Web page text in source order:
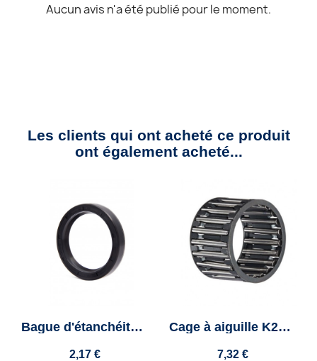
Aucun avis n'a été publié pour le moment.
Les clients qui ont acheté ce produit
ont également acheté...
Bague d'étanchéité 18X28X7 double lèvres
2,17 €
Cage à aiguille K24-28-13 INA
7,32 €